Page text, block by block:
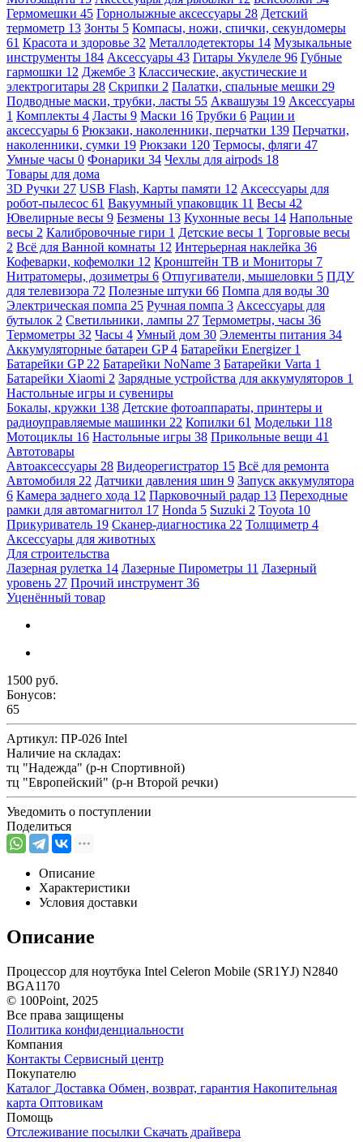
Гермомешки 45 Горнолыжные аксессуары 28 Детский
термометр 13 Зонты 5 Компасы, ножи, спички, секундомеры
61 Красота и здоровье 32 Металлодетекторы 14 Музыкальные
инструменты 184 Аксессуары 43 Гитары Укулеле 96 Губные
гармошки 12 Джембе 3 Классические, акустические и
электрогитары 28 Скрипки 2 Палатки, спальные мешки 29
Подводные маски, трубки, ласты 55 Аквашузы 19 Аксессуары
1 Комплекты 4 Ласты 9 Маски 16 Трубки 6 Рации и
аксессуары 6 Рюкзаки, наколенники, перчатки 139 Перчатки,
наколенники, сумки 19 Рюкзаки 120 Термосы, фляги 47
Умные часы 0 Фонарики 34 Чехлы для airpods 18
Товары для дома
3D Ручки 27 USB Flash, Карты памяти 12 Аксессуары для
робот-пылесос 61 Вакуумный упаковщик 11 Весы 42
Ювелирные весы 9 Безмены 13 Кухонные весы 14 Напольные
весы 2 Калибровочные гири 1 Детские весы 1 Торговые весы
2 Всё для Ванной комнаты 12 Интерьерная наклейка 36
Кофеварки, кофемолки 12 Кронштейн ТВ и Мониторы 7
Нитратомеры, дозиметры 6 Отпугиватели, мышеловки 5 ПДУ
для телевизора 72 Полезные штуки 66 Помпа для воды 30
Электрическая помпа 25 Ручная помпа 3 Аксессуары для
бутылок 2 Светильники, лампы 27 Термометры, часы 36
Термометры 32 Часы 4 Умный дом 30 Элементы питания 34
Аккумуляторные батареи GP4 Батарейки Energizer 1
Батарейки GP 22 Батарейки NoName 3 Батарейки Varta 1
Батарейки Xiaomi 2 Зарядные устройства для аккумуляторов 1
Настольные игры и сувениры
Бокалы, кружки 138 Детские фотоаппараты, принтеры и
радиоуправляемые машинки 22 Копилки 61 Модельки 118
Мотоциклы 16 Настольные игры 38 Прикольные вещи 41
Автотовары
Автоаксессуары 28 Видеорегистратор 15 Всё для ремонта
Автомобиля 22 Датчики давления шин 9 Запуск аккумулятора
6 Камера заднего хода 12 Парковочный радар 13 Переходные
рамки для автомагнитол 17 Honda 5 Suzuki 2 Toyota 10
Прикуриватель 19 Сканер-диагностика 22 Толщиметр 4
Аксессуары для животных
Для строительства
Лазерная рулетка 14 Лазерные Пирометры 11 Лазерный
уровень 27 Прочий инструмент 36
Уценённый товар
1500 руб.
Бонусов:
65
Артикул: ПР-026 Intel
Наличие на складах:
тц "Надежда" (р-н Спортивной)
тц "Европейский" (р-н Второй речки)
Уведомить о поступлении
Поделиться
Описание
Характеристики
Условия доставки
Описание
Процессор для ноутбука Intel Celeron Mobile (SR1YJ) N2840
BGA1170
© 100Point, 2025
Все права защищены
Политика конфиденциальности
Компания
Контакты Сервисный центр
Покупателю
Каталог Доставка Обмен, возврат, гарантия Накопительная
карта Оптовикам
Помощь
Отслеживание посылки Скачать драйвера